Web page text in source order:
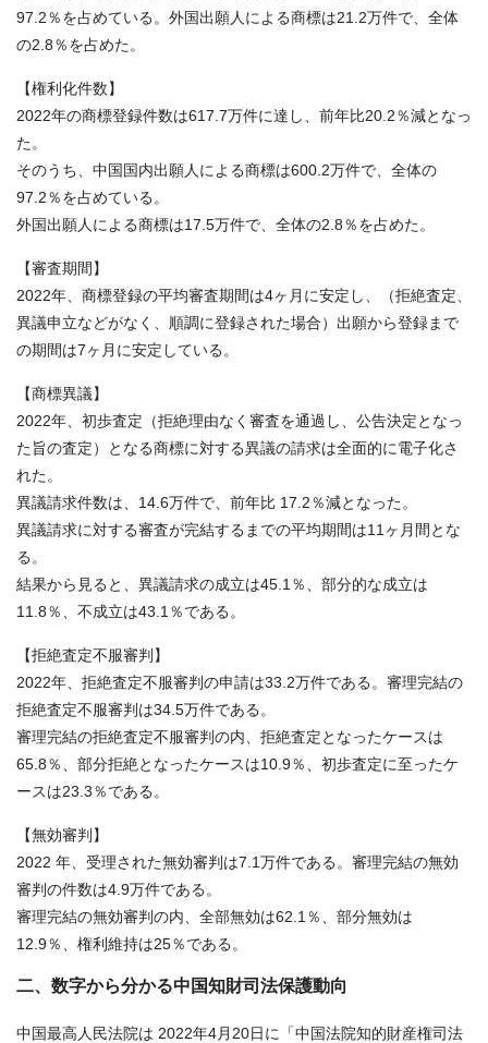
97.2％を占めている。外国出願人による商標は21.2万件で、全体
の2.8％を占めた。
【権利化件数】
2022年の商標登録件数は617.7万件に達し、前年比20.2％減となっ
た。
そのうち、中国国内出願人による商標は600.2万件で、全体の
97.2％を占めている。
外国出願人による商標は17.5万件で、全体の2.8％を占めた。
【審査期間】
2022年、商標登録の平均審査期間は4ヶ月に安定し、（拒絶査定、
異議申立などがなく、順調に登録された場合）出願から登録まで
の期間は7ヶ月に安定している。
【商標異議】
2022年、初歩査定（拒絶理由なく審査を通過し、公告決定となっ
た旨の査定）となる商標に対する異議の請求は全面的に電子化さ
れた。
異議請求件数は、14.6万件で、前年比 17.2％減となった。
異議請求に対する審査が完結するまでの平均期間は11ヶ月間とな
る。
結果から見ると、異議請求の成立は45.1％、部分的な成立は
11.8％、不成立は43.1％である。
【拒絶査定不服審判】
2022年、拒絶査定不服審判の申請は33.2万件である。審理完結の
拒絶査定不服審判は34.5万件である。
審理完結の拒絶査定不服審判の内、拒絶査定となったケースは
65.8％、部分拒絶となったケースは10.9％、初歩査定に至ったケ
ースは23.3％である。
【無効審判】
2022 年、受理された無効審判は7.1万件である。審理完結の無効
審判の件数は4.9万件である。
審理完結の無効審判の内、全部無効は62.1％、部分無効は
12.9％、権利維持は25％である。
二、数字から分かる中国知財司法保護動向
中国最高人民法院は 2022年4月20日に「中国法院知的財産権司法